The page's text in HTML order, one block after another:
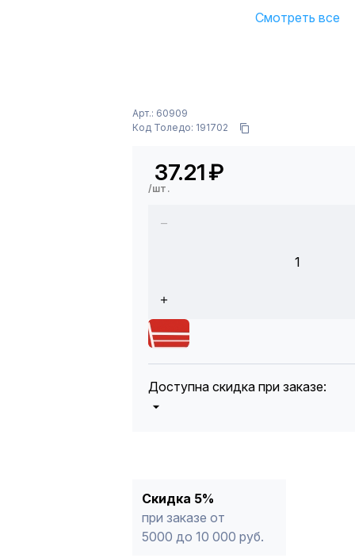
Смотреть все
Арт.: 60909
Код Толедо: 191702
37.21₽
/шт.
1
Доступна скидка при заказе:
* -Для заказов, состоящих
продукции, максимальная скидка
Скидка 5%
при заказе от
5000 до 10 000 руб.